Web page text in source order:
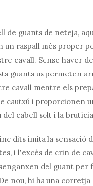
de guants de neteja,
un raspall més proper
cavall. Sense haver
guants us permeten
cavall mentre els
cautxú i proporcionen
del cabell solt i la
dits imita la sensació
i l'excés de crin de
del guant per
nou, hi ha una